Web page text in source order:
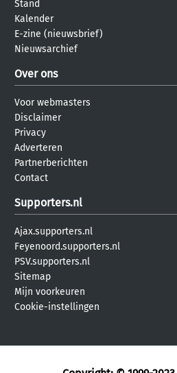
Stand
Kalender
E-zine (nieuwsbrief)
Nieuwsarchief
Over ons
Voor webmasters
Disclaimer
Privacy
Adverteren
Partnerberichten
Contact
Supporters.nl
Ajax.supporters.nl
Feyenoord.supporters.nl
PSV.supporters.nl
Sitemap
Mijn voorkeuren
Cookie-instellingen